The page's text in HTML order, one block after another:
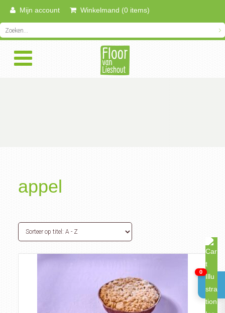
Mijn account Winkelmand (0 items)
appel
0